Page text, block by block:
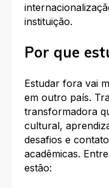
instituição.
Por que
Estudar fora vai
em outro país.
transformadora
cultural,
desafios e
acadêmicas.
estão: